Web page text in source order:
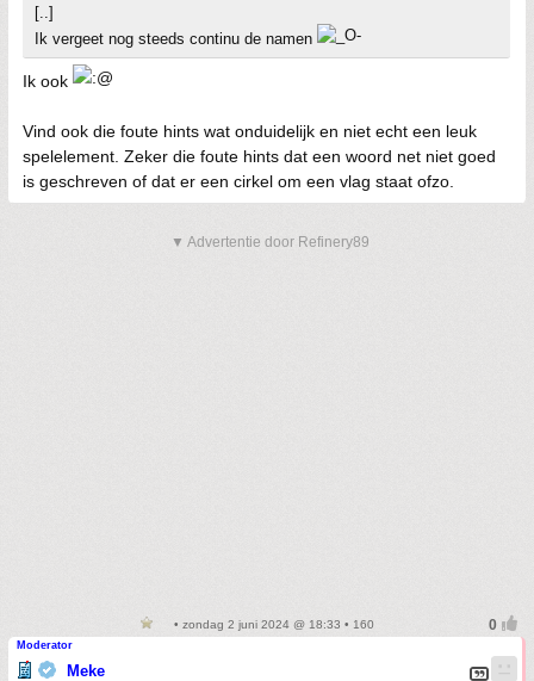
[..]
Ik vergeet nog steeds continu de namen
Ik ook
Vind ook die foute hints wat onduidelijk en niet echt een leuk
spelelement. Zeker die foute hints dat een woord net niet goed
is geschreven of dat er een cirkel om een vlag staat ofzo.
▼ Advertentie door Refinery89
• zondag 2 juni 2024 @ 18:33 • 160
Moderator
Meke